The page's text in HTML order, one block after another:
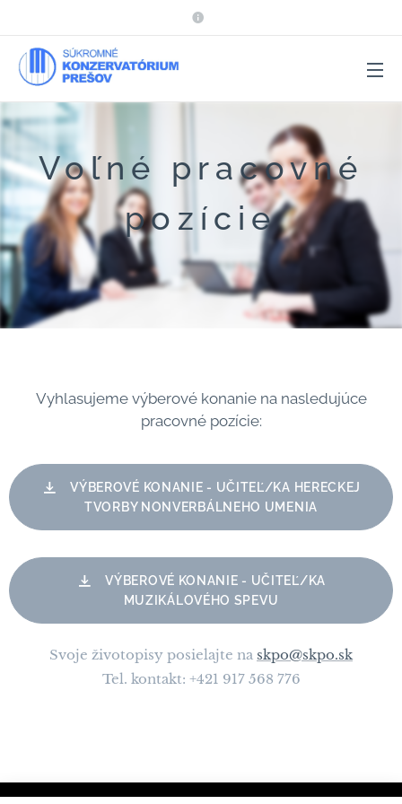
Voľné pracovné
pozície
Vyhlasujeme výberové konanie na nasledujúce
pracovné pozície:
VÝBEROVÉ KONANIE - UČITEĽ/KA HERECKEJ
TVORBY NONVERBÁLNEHO UMENIA
VÝBEROVÉ KONANIE - UČITEĽ/KA
MUZIKÁLOVÉHO SPEVU
Svoje životopisy posielajte na skpo@skpo.sk
Tel. kontakt: +421 917 568 776